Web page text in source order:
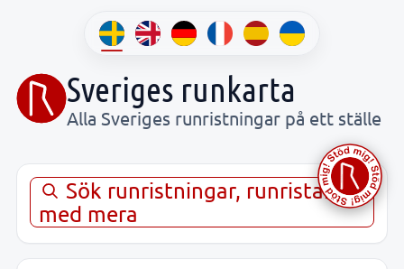
Sveriges runkarta
Alla Sveriges runristningar på ett ställe
Sök runristningar, runristare,
med mera